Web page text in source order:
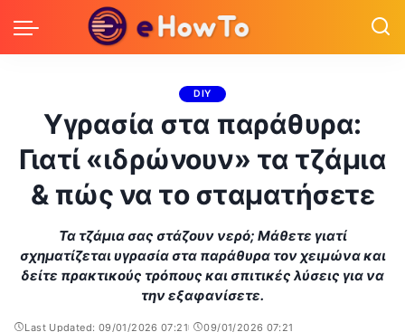
DIY
Υγρασία στα παράθυρα:
Γιατί «ιδρώνουν» τα τζάμια
& πώς να το σταματήσετε
Τα τζάμια σας στάζουν νερό; Μάθετε γιατί
σχηματίζεται υγρασία στα παράθυρα τον χειμώνα και
δείτε πρακτικούς τρόπους και σπιτικές λύσεις για να
την εξαφανίσετε.
Last Updated: 09/01/2026 07:21
09/01/2026 07:21